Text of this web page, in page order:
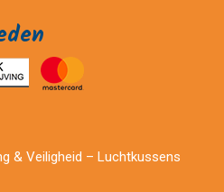
& Veiligheid – Luchtkussens